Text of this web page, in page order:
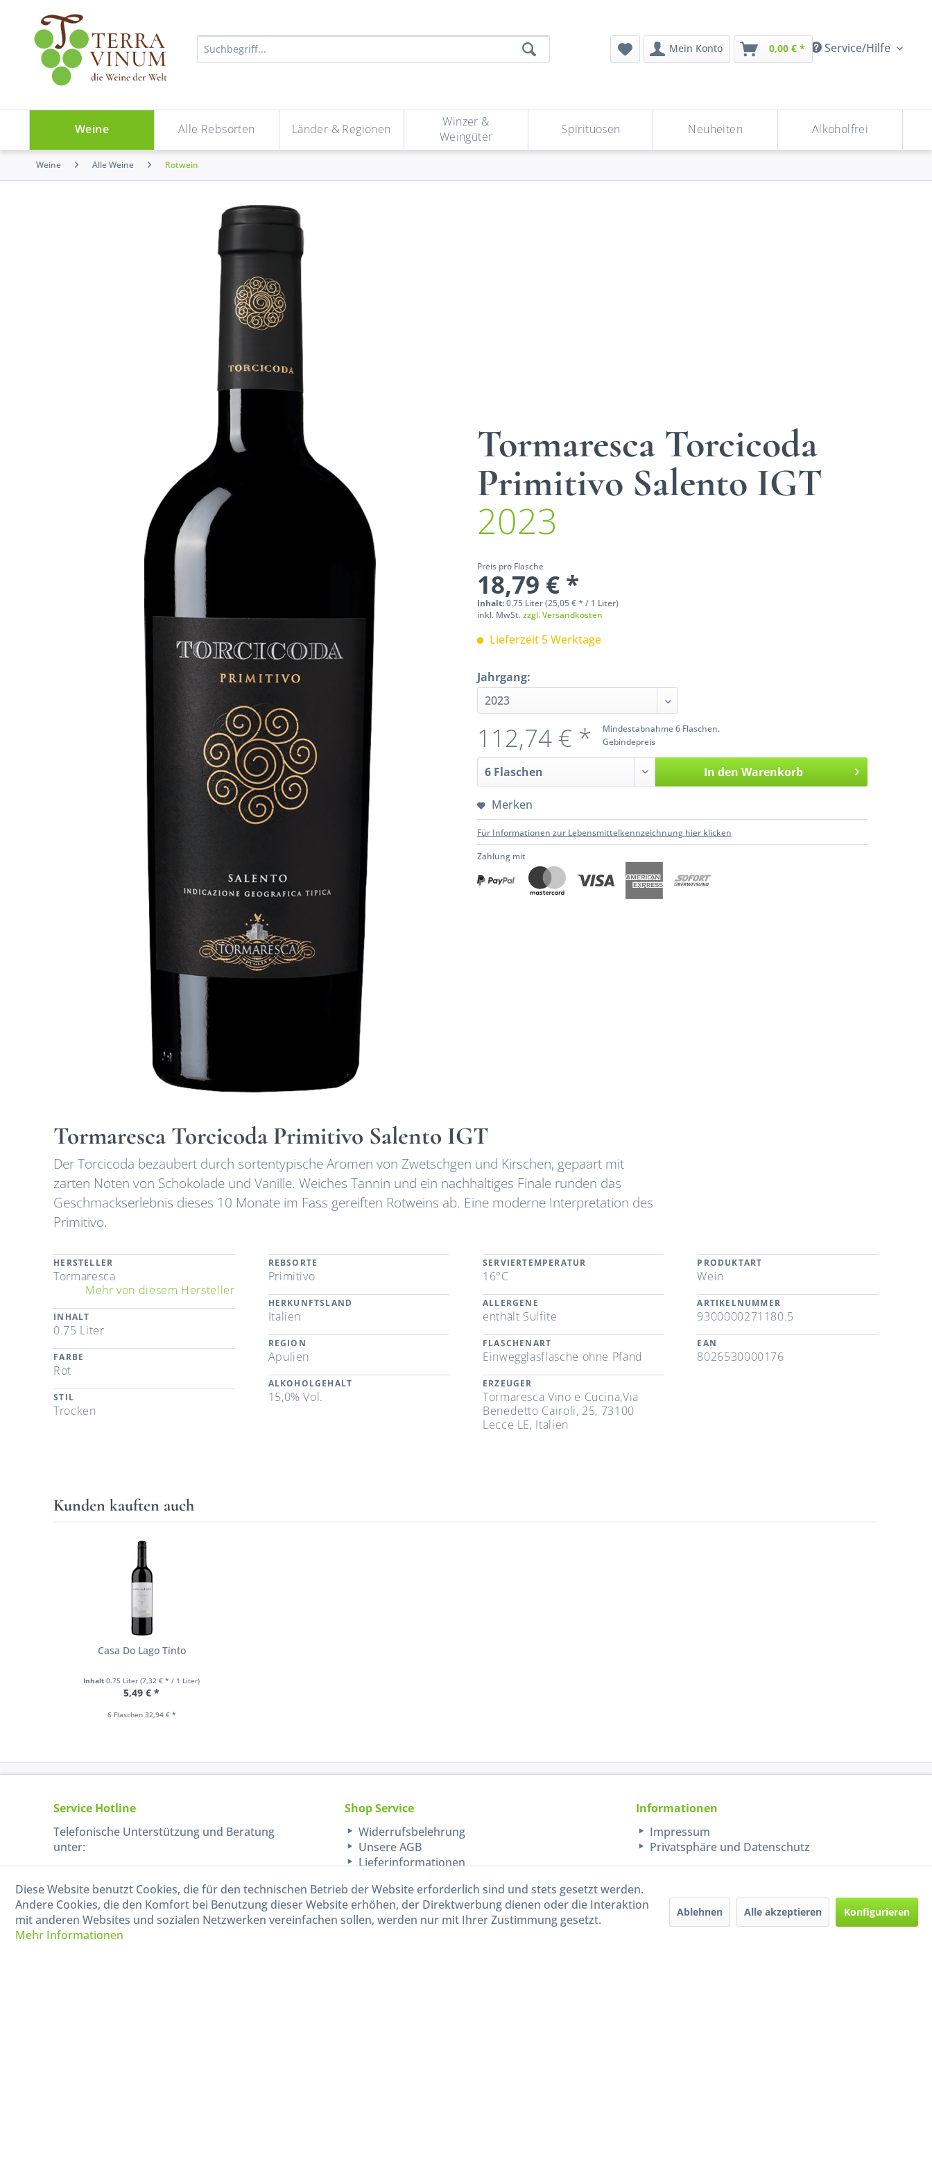
Service/Hilfe
Mein Konto 0,00 € *
Weine Alle Rebsorten Länder & Regionen
Winzer &
Weingüter
Spirituosen Neuheiten Alkoholfrei
Weine Alle Weine Rotwein
Tormaresca Torcicoda
Primitivo Salento IGT
2023
Preis pro Flasche
18,79 € *
Inhalt:0.75 Liter (25,05 € * / 1 Liter)
inkl. MwSt.zzgl. Versandkosten
Lieferzeit 5 Werktage
Jahrgang:
Mindestabnahme 6 Flaschen.
Gebindepreis
112,74 € *
In den Warenkorb
Merken
Für Informationen zur Lebensmittelkennzeichnung hier klicken
Zahlung mit
Tormaresca Torcicoda Primitivo Salento IGT
Der Torcicoda bezaubert durch sortentypische Aromen von Zwetschgen und Kirschen, gepaart mit
zarten Noten von Schokolade und Vanille. Weiches Tannin und ein nachhaltiges Finale runden das
Geschmackserlebnis dieses 10 Monate im Fass gereiften Rotweins ab. Eine moderne Interpretation des
Primitivo.
HERSTELLER
Tormaresca
Mehr von diesem Hersteller
INHALT
0.75 Liter
FARBE
Rot
STIL
Trocken
REBSORTE
Primitivo
HERKUNFTSLAND
Italien
REGION
Apulien
ALKOHOLGEHALT
15,0% Vol.
SERVIERTEMPERATUR
16°C
ALLERGENE
enthält Sulfite
FLASCHENART
Einwegglasflasche ohne Pfand
ERZEUGER
Tormaresca Vino e Cucina,Via
Benedetto Cairoli, 25, 73100
Lecce LE, Italien
PRODUKTART
Wein
ARTIKELNUMMER
9300000271180.5
EAN
8026530000176
Kunden kauften auch
Casa Do Lago Tinto
Inhalt0.75 Liter(7,32 € * / 1 Liter)
5,49 € *
6 Flaschen 32,94 € *
Service Hotline
Telefonische Unterstützung und Beratung
unter:
040-880 99 770
Mo-Fr, 09:00 - 15:00 Uhr
Shop Service
Widerrufsbelehrung
Unsere AGB
Lieferinformationen
Informationen
Impressum
Privatsphäre und Datenschutz
Diese Website benutzt Cookies, die für den technischen Betrieb der Website erforderlich sind und stets gesetzt werden.
Andere Cookies, die den Komfort bei Benutzung dieser Website erhöhen, der Direktwerbung dienen oder die Interaktion
mit anderen Websites und sozialen Netzwerken vereinfachen sollen, werden nur mit Ihrer Zustimmung gesetzt.
Mehr Informationen
Ablehnen Alle akzeptieren Konfigurieren